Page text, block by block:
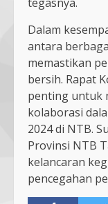
Dalam
antara
memastikan
bersih. Rapat
penting untuk
kolaborasi
2024 di NTB.
Provinsi NTB
kelancaran
pencegahan